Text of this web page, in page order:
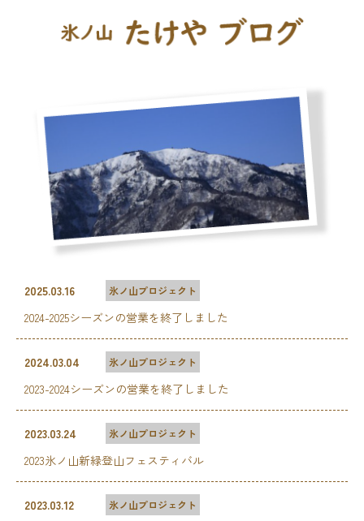
2025.03.16 氷ノ山プロジェクト
2024-2025シーズンの営業を終了しました
2024.03.04 氷ノ山プロジェクト
2023-2024シーズンの営業を終了しました
2023.03.24 氷ノ山プロジェクト
2023氷ノ山新緑登山フェスティバル
2023.03.12 氷ノ山プロジェクト